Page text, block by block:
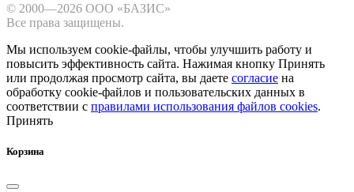
© 2000—2026 ООО «БАЗИС»
Все права защищены.
Мы используем cookie-файлы, чтобы улучшить работу и
повысить эффективность сайта. Нажимая кнопку Принять
или продолжая просмотр сайта, вы даете согласие на
обработку cookie-файлов и пользовательских данных в
соответствии с правилами использования файлов cookies.
Принять
Корзина